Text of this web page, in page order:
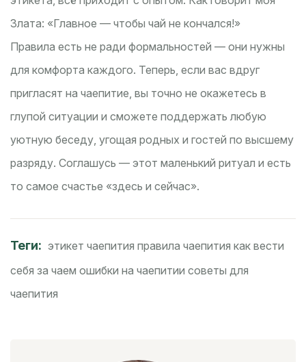
Злата: «Главное — чтобы чай не кончался!»
Правила есть не ради формальностей — они нужны
для комфорта каждого. Теперь, если вас вдруг
пригласят на чаепитие, вы точно не окажетесь в
глупой ситуации и сможете поддержать любую
уютную беседу, угощая родных и гостей по высшему
разряду. Соглашусь — этот маленький ритуал и есть
то самое счастье «здесь и сейчас».
Теги: этикет чаепития правила чаепития как вести
себя за чаем ошибки на чаепитии советы для
чаепития